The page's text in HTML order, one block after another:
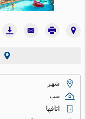
شهر
تیپ
اتاقها